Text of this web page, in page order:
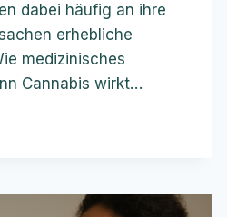
dabei häufig an ihre
erhebliche
medizinisches
Cannabis wirkt…